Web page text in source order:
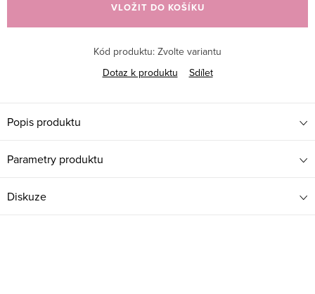
VLOŽIT DO KOŠÍKU
Kód produktu: Zvolte variantu
Dotaz k produktu
Sdílet
Popis produktu
Parametry produktu
Diskuze